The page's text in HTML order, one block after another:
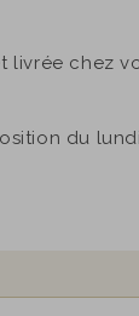
livrée chez
du